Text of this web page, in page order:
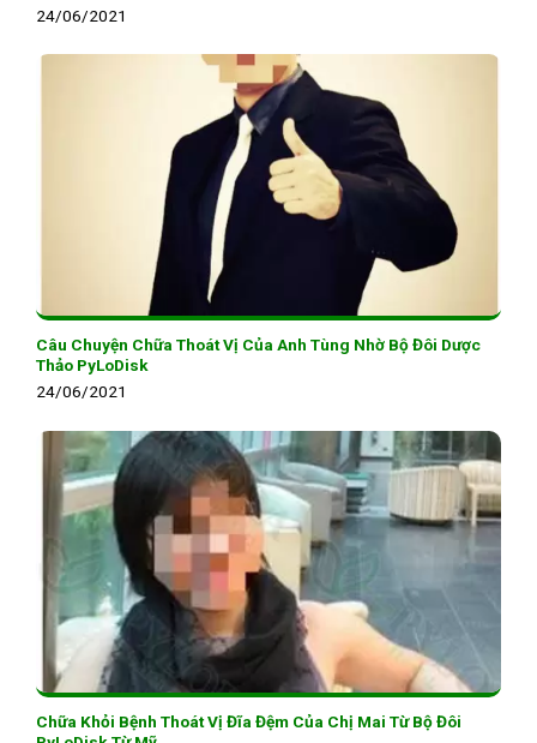
24/06/2021
Câu Chuyện Chữa Thoát Vị Của Anh Tùng Nhờ Bộ Đôi Dược
Thảo PyLoDisk
24/06/2021
Chữa Khỏi Bệnh Thoát Vị Đĩa Đệm Của Chị Mai Từ Bộ Đôi